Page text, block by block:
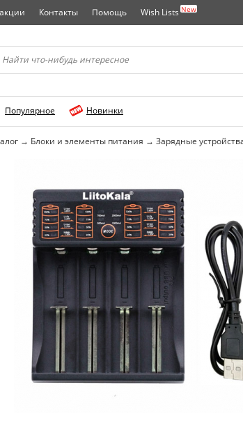
название города..
Контакты Помощь Wish Lists New
Популярное Новинки
→ Блоки и элементы питания → Зарядные